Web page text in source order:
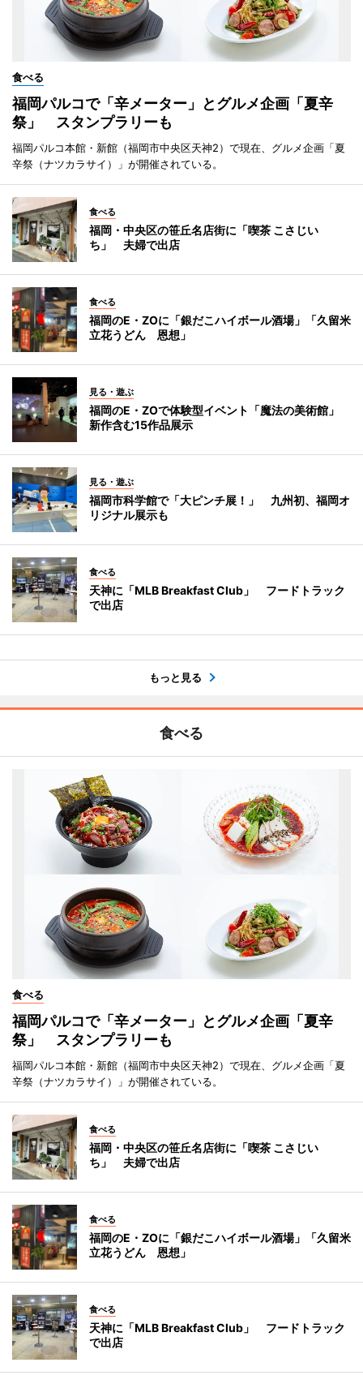
食べる
福岡パルコで「辛メーター」とグルメ企画「夏辛
祭」 スタンプラリーも
福岡パルコ本館・新館（福岡市中央区天神2）で現在、グルメ企画「夏
辛祭（ナツカラサイ）」が開催されている。
食べる
福岡・中央区の笹丘名店街に「喫茶 こさじい
ち」 夫婦で出店
食べる
福岡のE・ZOに「銀だこハイボール酒場」「久留米
立花うどん 恩想」
見る・遊ぶ
福岡のE・ZOで体験型イベント「魔法の美術館」
新作含む15作品展示
見る・遊ぶ
福岡市科学館で「大ピンチ展！」 九州初、福岡オ
リジナル展示も
食べる
天神に「MLB Breakfast Club」 フードトラック
で出店
もっと見る
食べる
食べる
福岡パルコで「辛メーター」とグルメ企画「夏辛
祭」 スタンプラリーも
福岡パルコ本館・新館（福岡市中央区天神2）で現在、グルメ企画「夏
辛祭（ナツカラサイ）」が開催されている。
食べる
福岡・中央区の笹丘名店街に「喫茶 こさじい
ち」 夫婦で出店
食べる
福岡のE・ZOに「銀だこハイボール酒場」「久留米
立花うどん 恩想」
食べる
天神に「MLB Breakfast Club」 フードトラック
で出店